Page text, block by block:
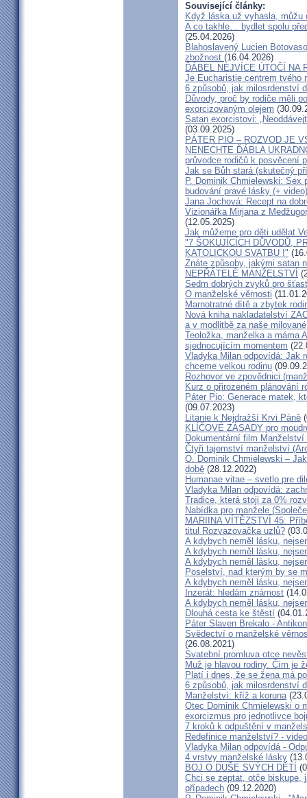
Související články:
Když láska už vyhasla, můžu
A co takhle… bydlet spolu
(25.04.2026)
Blahoslavený Lucien
zbožnost (16.04.2026)
ĎÁBEL NEJVÍCE ÚTOČÍ NA
Je Eucharistie centrem tvého
6 způsobů, jak milosrdenství
Důvody, proč by rodiče měli
exorcizovaným olejem
Satan exorcistovi:
(03.09.2025)
PÁTER PIO – ROZVOD JE
NENECHTE ĎÁBLA
průvodce rodičů k posvěcení
Jak se Bůh stará (skutečný
P. Dominik Chmielewski:
budování pravé lásky (+ video)
Jana Jochová: Recept na
Vizionářka Mirjana z
(12.05.2025)
Jak můžeme pro děti udělat
"7 ŠOKUJÍCÍCH DŮVODŮ,
KATOLICKOU SVATBU !"
Znáte způsoby, jakými satan
NEPŘÁTELÉ MANŽELSTVÍ
Sedm dobrých zvyků pro
O manželské věrnosti
Marnotratné dítě a zbytek
Nová kniha nakladatelství
a v modlitbě za naše
Teoložka, manželka a máma
sjednocujícím momentem
Vladyka Milan odpovídá: Jak
chceme velkou rodinu
Rozhovor ve zpovědnici
Kurz o přirozeném plánování
Páter Pio: Generace matek,
(09.07.2023)
Litanie k Nejdražší Krvi Páně
KLÍČOVÉ ZÁSADY pro
Dokumentární film
Čtyři tajemství manželství
O. Dominik Chmielewski –
době (28.12.2022)
Humanae vitae – svetlo pre
Vladyka Milan odpovídá:
Tradice, která stoji za 0%
Nabídka pro manžele
MARIINA VÍTĚZSTVÍ 45:
titul Rozvazovačka uzlů?
A kdybych neměl lásku,
A kdybych neměl lásku,
A kdybych neměl lásku,
Poselství, nad kterým by se
A kdybych neměl lásku,
Inzerát: hledám známost
A kdybych neměl lásku,
Dlouhá cesta ke štěstí
Páter Slaven Brekalo -
Svědectví o manželské
(26.08.2021)
Svatební promluva otce
Muž je hlavou rodiny. Čím je
Platí i dnes, že se žena má
6 způsobů, jak milosrdenství
Manželství: kříž a koruna
Otec Dominik Chmielewski o
exorcizmus pro jednotlivce
7 kroků k odpuštění v
Redefinice manželství? - video
Vladyka Milan odpovídá -
4 vrstvy manželské lásky
BOJ O DUŠE SVÝCH DĚTÍ
Chci se zeptat, otče biskupe,
případech (09.12.2020)